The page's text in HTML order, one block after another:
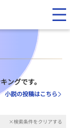
ングです。
小説の投稿はこちら
×検索条件をクリアする